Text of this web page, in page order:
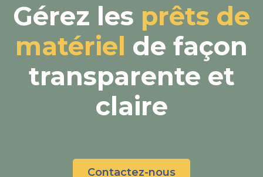
Gérez les prêts de
matériel de façon
transparente et
claire
Contactez-nous